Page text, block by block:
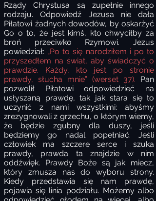
Rządy Chrystusa są zupełnie innego
rodzaju. Odpowiedź Jezusa nie dała
Piłatowi żadnych dowodów, by oskarżyć
Go o to, że jest kimś, kto chwyciłby za
broń przeciwko Rzymowi. Jezus
powiedział: „Po to się narodziłem i po to
przyszedłem na świat, aby świadczyć o
prawdzie. Każdy, kto jest po stronie
prawdy, słucha mnie” (werset 37). Pan
pozwolił Piłatowi odpowiedzieć na
usłyszaną prawdę, tak jak stara się to
uczynić z nami wszystkimi: abyśmy
zrezygnowali z grzechu, o którym wiemy,
że będzie zgubny dla duszy, jeśli
będziemy go nadal popełniać. Jeśli
człowiek ma szczere serce i szuka
prawdy, prawda ta znajdzie w nim
oddźwięk. Prawdy Boże są jak miecz,
który zmusza nas do wyboru strony.
Kiedy przedstawia się nam prawdę,
pojawia się linia podziału. Możemy albo